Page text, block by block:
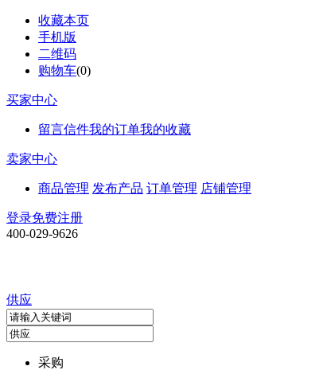
收藏本页
手机版
二维码
购物车(0)
买家中心
留言信件我的订单我的收藏
卖家中心
商品管理 发布产品 订单管理 店铺管理
登录免费注册
400-029-9626
供应
采购